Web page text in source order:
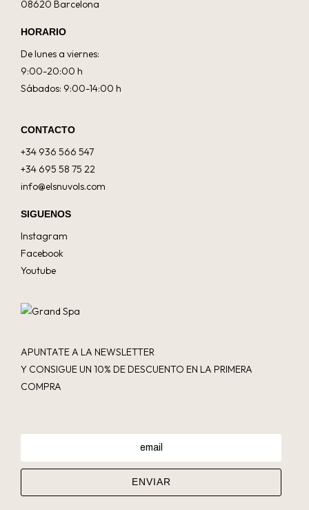
08620 Barcelona
HORARIO
De lunes a viernes:
9:00-20:00 h
Sábados: 9:00-14:00 h
CONTACTO
+34 936 566 547
+34 695 58 75 22
info@elsnuvols.com
SIGUENOS
Instagram
Facebook
Youtube
APUNTATE A LA NEWSLETTER
Y CONSIGUE UN 10% DE DESCUENTO EN LA PRIMERA
COMPRA